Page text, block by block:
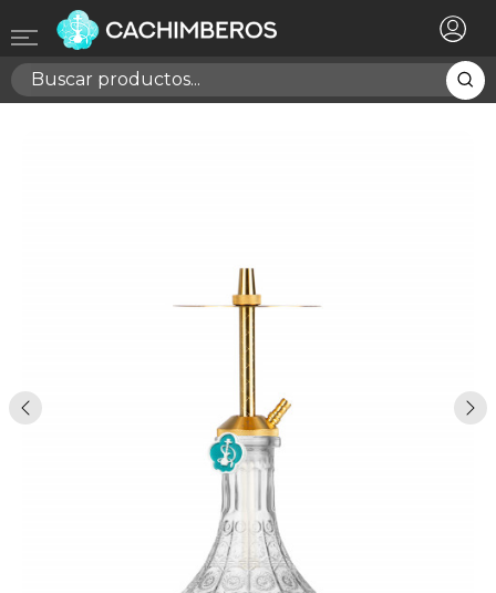
Registrarse ×
Necesitas hacer login para guardar productos en tu